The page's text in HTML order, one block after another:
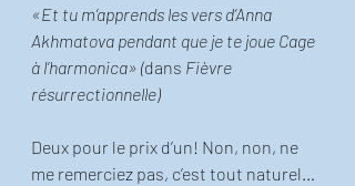
«Et tu m’apprends les vers d’Anna
Akhmatova pendant que je te joue Cage
à l’harmonica» (dans Fièvre
résurrectionnelle)
Deux pour le prix d’un! Non, non, ne
me remerciez pas, c’est tout naturel…